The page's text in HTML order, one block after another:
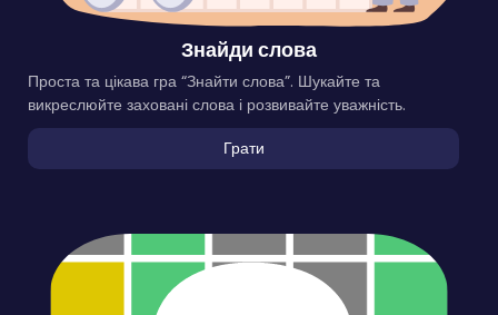
Знайди слова
Проста та цікава гра “Знайти слова”. Шукайте та
викреслюйте заховані слова і розвивайте уважність.
Грати